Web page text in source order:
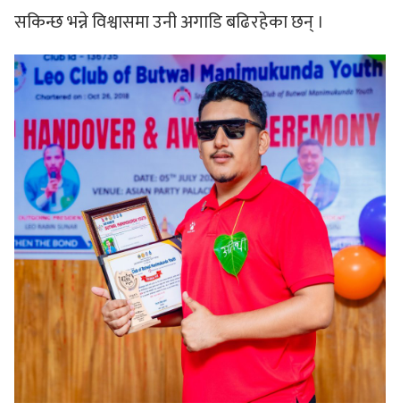
सकिन्छ भन्ने विश्वासमा उनी अगाडि बढिरहेका छन् ।